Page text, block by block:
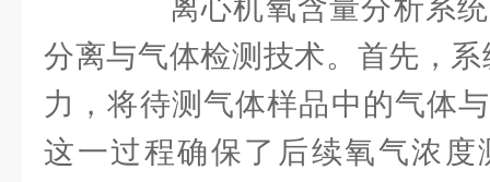
离心机氧含量分析系统
分离与气体检测技术。首先，
力，将待测气体样品中的气体
这一过程确保了后续氧气浓度